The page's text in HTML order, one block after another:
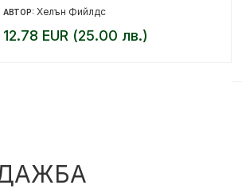
АВТОР: Хелън Фийлдс
12.78 EUR (25.00 лв.)